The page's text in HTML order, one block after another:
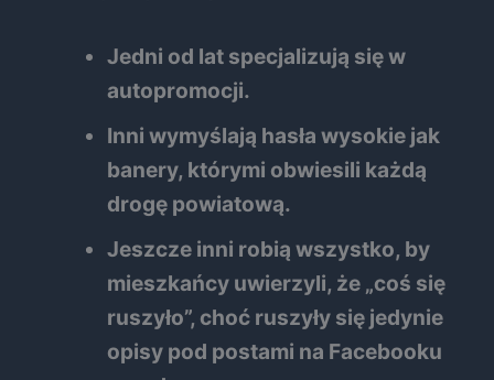
Jedni od lat specjalizują się w
autopromocji.
Inni wymyślają hasła wysokie jak
banery, którymi obwiesili każdą
drogę powiatową.
Jeszcze inni robią wszystko, by
mieszkańcy uwierzyli, że „coś się
ruszyło”, choć ruszyły się jedynie
opisy pod postami na Facebooku